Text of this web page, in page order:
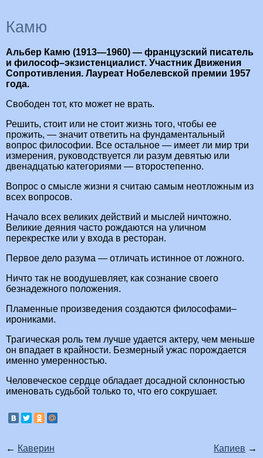
Камю
Альбер Камю (1913—1960) — французский писатель
и философ–экзистенциалист. Участник Движения
Сопротивления. Лауреат Нобелевской премии 1957
года.
Свободен тот, кто может не врать.
Решить, стоит или не стоит жизнь того, чтобы ее
прожить, — значит ответить на фундаментальный
вопрос философии. Все остальное — имеет ли мир три
измерения, руководствуется ли разум девятью или
двенадцатью категориями — второстепенно.
Вопрос о смысле жизни я считаю самым неотложным из
всех вопросов.
Начало всех великих действий и мыслей ничтожно.
Великие деяния часто рождаются на уличном
перекрестке или у входа в ресторан.
Первое дело разума — отличать истинное от ложного.
Ничто так не воодушевляет, как сознание своего
безнадежного положения.
Пламенные произведения создаются философами–
ирониками.
Трагическая роль тем лучше удается актеру, чем меньше
он впадает в крайности. Безмерный ужас порождается
именно умеренностью.
Человеческое сердце обладает досадной склонностью
именовать судьбой только то, что его сокрушает.
← Каверин Капиев →